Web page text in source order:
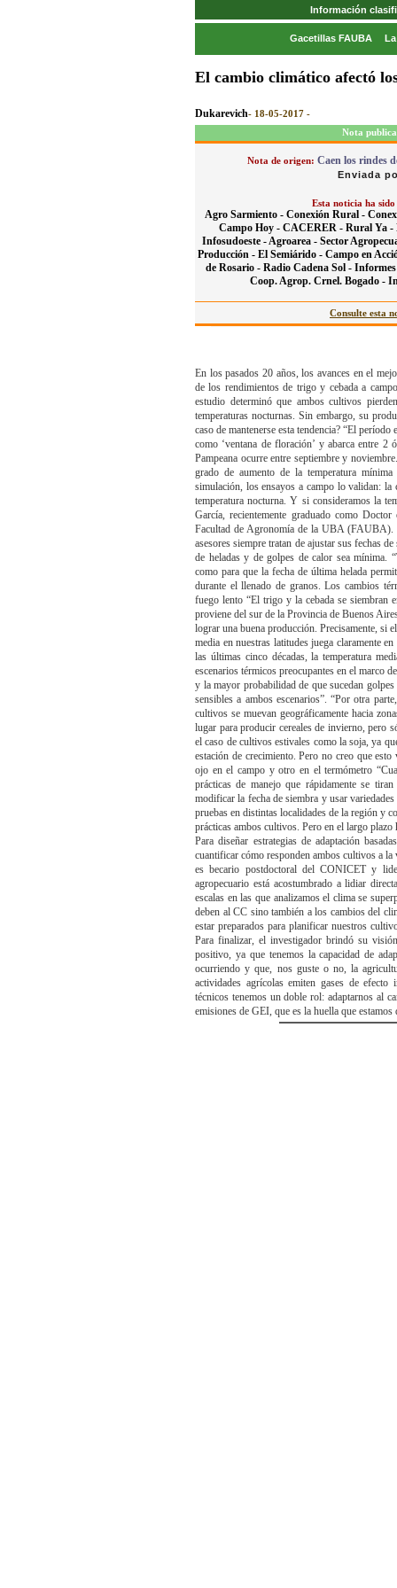
Información
Gacetillas FAUBA
El cambio climático afectó
Dukarevich- 18-05-2017 -
Nota
Nota de origen: Caen los rindes
Enviada
Esta noticia ha
Agro Sarmiento - Conexión Rural -
Campo Hoy - CACERER - Rural Ya -
Infosudoeste -Agroarea - Sector
Producción - El Semiárido - Campo en
de Rosario - Radio Cadena Sol -
Coop. Agrop. Crnel. Bogado -
Consulte esta
En los pasados 20 años, los avances en el
de los rendimientos de trigo y cebada a
estudio determinó que ambos cultivos
temperaturas nocturnas. Sin embargo, su
caso de mantenerse esta tendencia? “El
como ‘ventana de floración’ y abarca entre
Pampeana ocurre entre septiembre y
grado de aumento de la temperatura
simulación, los ensayos a campo lo validan:
temperatura nocturna. Y si consideramos la
García, recientemente graduado como
Facultad de Agronomía de la UBA (FAUBA).
asesores siempre tratan de ajustar sus fechas
de heladas y de golpes de calor sea mínima.
como para que la fecha de última helada
durante el llenado de granos. Los cambios
fuego lento “El trigo y la cebada se siembran
proviene del sur de la Provincia de Buenos
lograr una buena producción. Precisamente, si
media en nuestras latitudes juega claramente
las últimas cinco décadas, la temperatura
escenarios térmicos preocupantes en el marco
y la mayor probabilidad de que sucedan
sensibles a ambos escenarios”. “Por otra
cultivos se muevan geográficamente hacia
lugar para producir cereales de invierno, pero
el caso de cultivos estivales como la soja, ya
estación de crecimiento. Pero no creo que
ojo en el campo y otro en el termómetro
prácticas de manejo que rápidamente se
modificar la fecha de siembra y usar
pruebas en distintas localidades de la región y
prácticas ambos cultivos. Pero en el largo
Para diseñar estrategias de adaptación
cuantificar cómo responden ambos cultivos a
es becario postdoctoral del CONICET y
agropecuario está acostumbrado a lidiar
escalas en las que analizamos el clima se
deben al CC sino también a los cambios del
estar preparados para planificar nuestros
Para finalizar, el investigador brindó su
positivo, ya que tenemos la capacidad de
ocurriendo y que, nos guste o no, la
actividades agrícolas emiten gases de
técnicos tenemos un doble rol: adaptarnos al
emisiones de GEI, que es la huella que